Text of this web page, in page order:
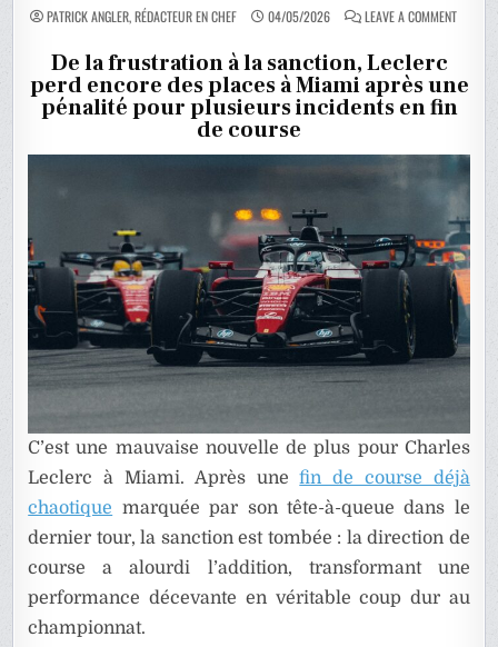
PATRICK ANGLER, RÉDACTEUR EN CHEF 04/05/2026 LEAVE A COMMENTON
POUR
À
MIAMI
De la frustration à la sanction, Leclerc
perd encore des places à Miami après une
pénalité pour plusieurs incidents en fin
de course
C’est une mauvaise nouvelle de plus pour Charles
Leclerc à Miami. Après unefin de course déjà
chaotique marquée par son tête-à-queue dans le
dernier tour, la sanction est tombée : la direction de
course a alourdi l’addition, transformant une
performance décevante en véritable coup dur au
championnat.